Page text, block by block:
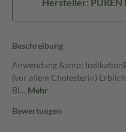
Beschreibung
Anwendung &amp;
(vor allem Cholesterin)
Bl… Mehr
Bewertungen